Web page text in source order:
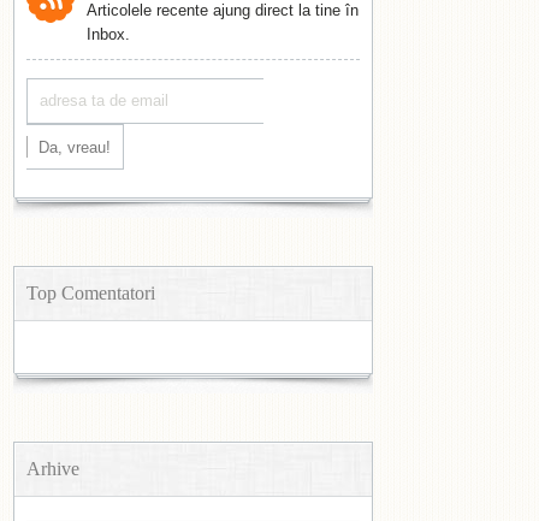
Articolele recente ajung direct la tine în
Inbox.
Top Comentatori
Arhive